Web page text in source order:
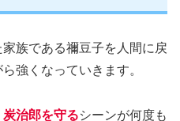
族である禰豆子を人間に戻
ら強くなっていきます。
治郎を守るシーンが何度も